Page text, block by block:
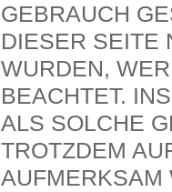
EBRAUCH
IESER SEITE
URDEN,
EACHTET.
LS SOLCHE
ROTZDEM AUF
UFMERKSAM